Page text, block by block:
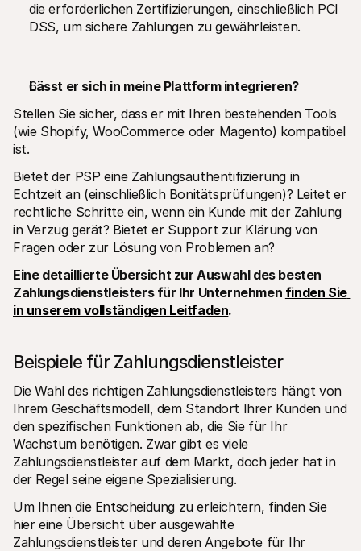
die erforderlichen Zertifizierungen, einschließlich PCI
DSS, um sichere Zahlungen zu gewährleisten.
Lässt er sich in meine Plattform integrieren?
Stellen Sie sicher, dass er mit Ihren bestehenden Tools
(wie Shopify, WooCommerce oder Magento) kompatibel
ist.
Bietet der PSP eine Zahlungsauthentifizierung in
Echtzeit an (einschließlich Bonitätsprüfungen)? Leitet er
rechtliche Schritte ein, wenn ein Kunde mit der Zahlung
in Verzug gerät? Bietet er Support zur Klärung von
Fragen oder zur Lösung von Problemen an?
Eine detaillierte Übersicht zur Auswahl des besten
Zahlungsdienstleisters für Ihr Unternehmen finden Sie
in unserem vollständigen Leitfaden.
Beispiele für Zahlungsdienstleister
Die Wahl des richtigen Zahlungsdienstleisters hängt von
Ihrem Geschäftsmodell, dem Standort Ihrer Kunden und
den spezifischen Funktionen ab, die Sie für Ihr
Wachstum benötigen. Zwar gibt es viele
Zahlungsdienstleister auf dem Markt, doch jeder hat in
der Regel seine eigene Spezialisierung.
Um Ihnen die Entscheidung zu erleichtern, finden Sie
hier eine Übersicht über ausgewählte
Zahlungsdienstleister und deren Angebote für Ihr